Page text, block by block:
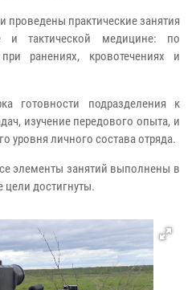
практические занятия
и тактической медицине: по
ранениях, кровотечениях и
готовности подразделения к
изучение передового опыта, и
уровня личного состава отряда.
элементы занятий выполнены в
достигнуты.